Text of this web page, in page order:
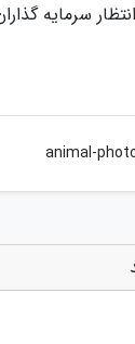
سرمایه
animal-